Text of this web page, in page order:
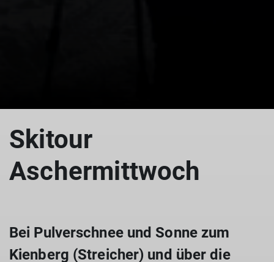
Skitour
Aschermittwoch
Bei Pulverschnee und Sonne zum
Kienberg (Streicher) und über die